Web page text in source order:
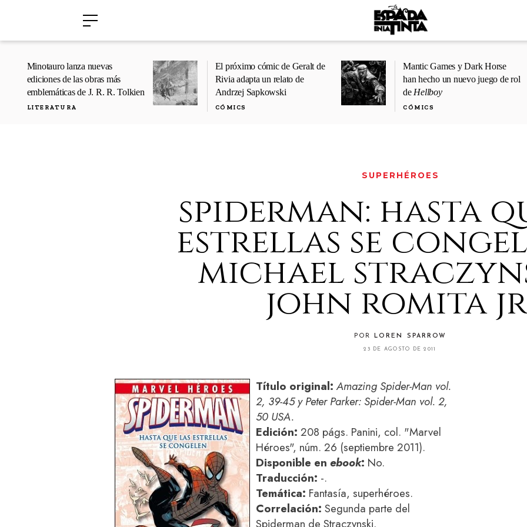
Minotauro lanza nuevas
ediciones de las obras más
emblemáticas de J. R. R. Tolkien
LITERATURA
El próximo cómic de Geralt de
Rivia adapta un relato de
Andrzej Sapkowski
CÓMICS
Mantic Games y Dark Horse
han hecho un nuevo juego de rol
de Hellboy
CÓMICS
SUPERHÉROES
spiderman: hasta
estrellas se
michael
john romita
POR LOREN SPARROW
23 DE AGOSTO DE 2011
Título original: Amazing Spider-Man vol.
2, 39-45 y Peter Parker: Spider-Man vol. 2,
50 USA.
Edición: 208 págs. Panini, col. "Marvel
Héroes", núm. 26 (septiembre 2011).
Disponible en ebook: No.
Traducción: -.
Temática: Fantasía, superhéroes.
Correlación: Segunda parte del
Spiderman de Straczynski.
›